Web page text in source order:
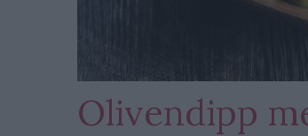
Olivendipp